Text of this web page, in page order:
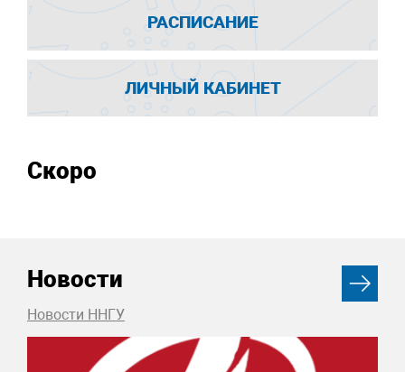
РАСПИСАНИЕ
ЛИЧНЫЙ КАБИНЕТ
Скоро
Новости
Новости ННГУ